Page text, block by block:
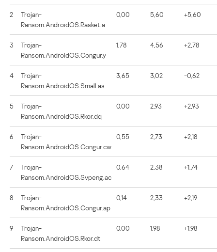
2
Trojan-
Ransom.AndroidOS.Rasket.a
0,00 5,60 +5,60
3
Trojan-
Ransom.AndroidOS.Congur.y
1,78 4,56 +2,78
4
Trojan-
Ransom.AndroidOS.Small.as
3,65 3,02 -0,62
5
Trojan-
Ransom.AndroidOS.Rkor.dq
0,00 2,93 +2,93
6
Trojan-
Ransom.AndroidOS.Congur.cw
0,55 2,73 +2,18
7
Trojan-
Ransom.AndroidOS.Svpeng.ac
0,64 2,38 +1,74
8
Trojan-
Ransom.AndroidOS.Congur.ap
0,14 2,33 +2,19
9
Trojan-
Ransom.AndroidOS.Rkor.dt
0,00 1,98 +1,98